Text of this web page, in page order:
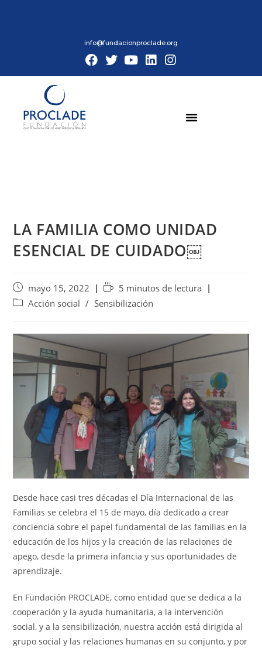
info@fundacionproclade.org
LA FAMILIA COMO UNIDAD
ESENCIAL DE CUIDADO￼
mayo 15, 2022
5 minutos de lectura
Acción social
/ Sensibilización
Desde hace casi tres décadas el Día Internacional de las
Familias se celebra el 15 de mayo, día dedicado a crear
conciencia sobre el papel fundamental de las familias en la
educación de los hijos y la creación de las relaciones de
apego, desde la primera infancia y sus oportunidades de
aprendizaje.
En Fundación PROCLADE, como entidad que se dedica a la
cooperación y la ayuda humanitaria, a la intervención
social, y a la sensibilización, nuestra acción está dirigida al
grupo social y las relaciones humanas en su conjunto, y por